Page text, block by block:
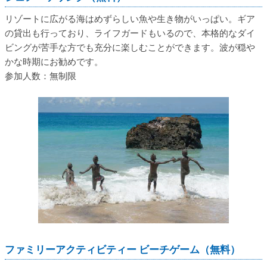
リゾートに広がる海はめずらしい魚や生き物がいっぱい。ギア
の貸出も行っており、ライフガードもいるので、本格的なダイ
ビングが苦手な方でも充分に楽しむことができます。波が穏や
かな時期にお勧めです。
参加人数：無制限
ファミリーアクティビティー ビーチゲーム（無料）